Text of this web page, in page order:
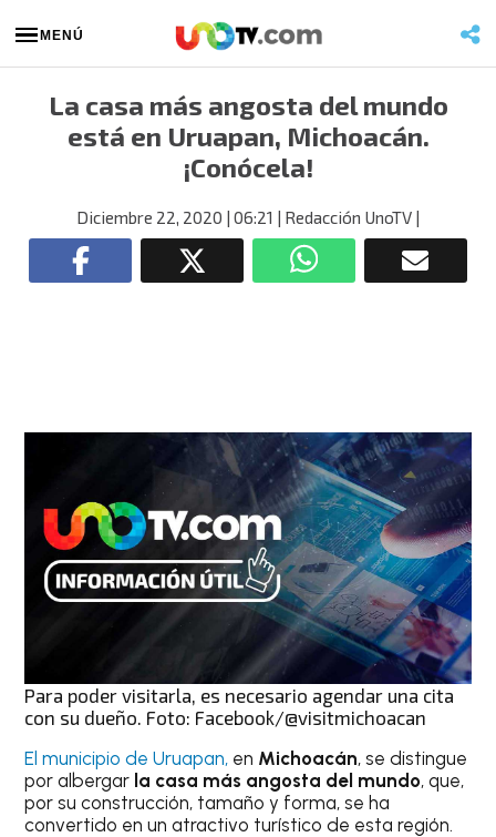
MENÚ
La casa más angosta del mundo
está en Uruapan, Michoacán.
¡Conócela!
Diciembre 22, 2020 | 06:21 | Redacción UnoTV |
Para poder visitarla, es necesario agendar una cita
con su dueño. Foto: Facebook/@visitmichoacan
El municipio de Uruapan, en Michoacán, se distingue
por albergar la casa más angosta del mundo, que,
por su construcción, tamaño y forma, se ha
convertido en un atractivo turístico de esta región.